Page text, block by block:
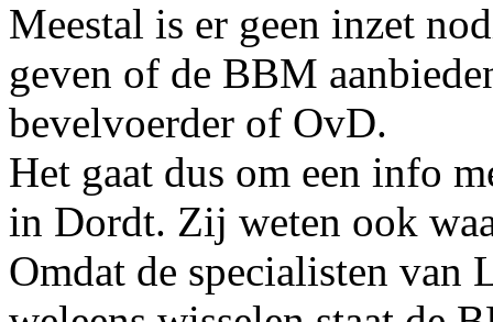
Meestal is er geen inzet
geven of de BBM
bevelvoerder of OvD.
Het gaat dus om een info
in Dordt. Zij weten ook
Omdat de specialisten van